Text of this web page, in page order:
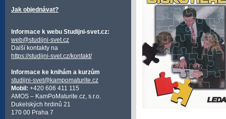
Jak objednávat?
Informace k webu Studijni-svet.cz:
web@studijni-svet.cz
Další kontakty na
https://studijni-svet.cz/kontakt/
Informace ke knihám a kurzům
studijni-svet@kampomaturite.cz
Mobil: +420 606 411 115
AMOS – KamPoMaturite.cz, s.r.o.
Dukelských hrdinů 21
170 00 Praha 7